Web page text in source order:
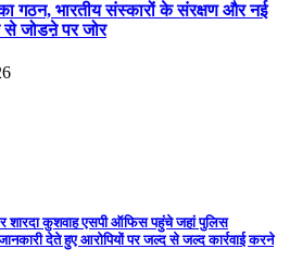
का गठन, भारतीय संस्कारों के संरक्षण और नई
से जोडऩे पर जोर
शारदा कुशवाह एसपी ऑफिस पहुंचे जहां पुलिस
देते हुए आरोपियों पर जल्द से जल्द कार्रवाई करने